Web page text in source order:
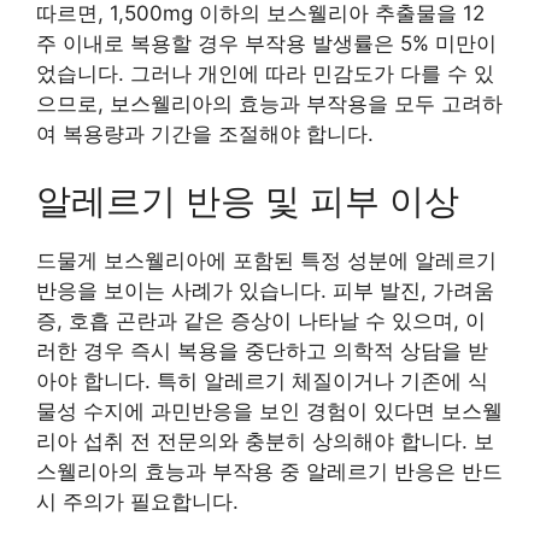
따르면, 1,500mg 이하의 보스웰리아 추출물을 12
주 이내로 복용할 경우 부작용 발생률은 5% 미만이
었습니다. 그러나 개인에 따라 민감도가 다를 수 있
으므로, 보스웰리아의 효능과 부작용을 모두 고려하
여 복용량과 기간을 조절해야 합니다.
알레르기 반응 및 피부 이상
드물게 보스웰리아에 포함된 특정 성분에 알레르기
반응을 보이는 사례가 있습니다. 피부 발진, 가려움
증, 호흡 곤란과 같은 증상이 나타날 수 있으며, 이
러한 경우 즉시 복용을 중단하고 의학적 상담을 받
아야 합니다. 특히 알레르기 체질이거나 기존에 식
물성 수지에 과민반응을 보인 경험이 있다면 보스웰
리아 섭취 전 전문의와 충분히 상의해야 합니다. 보
스웰리아의 효능과 부작용 중 알레르기 반응은 반드
시 주의가 필요합니다.